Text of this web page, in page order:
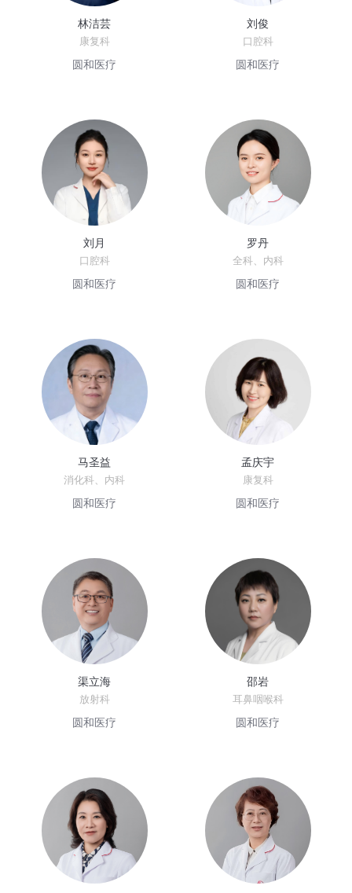
林洁芸
康复科
圆和医疗
刘俊
口腔科
圆和医疗
刘月
口腔科
圆和医疗
罗丹
全科、内科
圆和医疗
马圣益
消化科、内科
圆和医疗
孟庆宇
康复科
圆和医疗
渠立海
放射科
圆和医疗
邵岩
耳鼻咽喉科
圆和医疗